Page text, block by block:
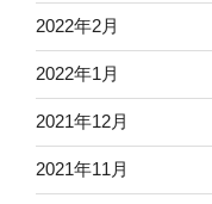
2022年2月
2022年1月
2021年12月
2021年11月